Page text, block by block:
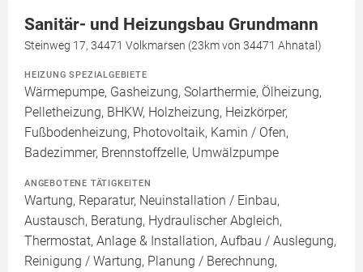
Sanitär- und Heizungsbau Grundmann
Steinweg 17, 34471 Volkmarsen (23km von 34471 Ahnatal)
HEIZUNG SPEZIALGEBIETE
Wärmepumpe, Gasheizung, Solarthermie, Ölheizung,
Pelletheizung, BHKW, Holzheizung, Heizkörper,
Fußbodenheizung, Photovoltaik, Kamin / Ofen,
Badezimmer, Brennstoffzelle, Umwälzpumpe
ANGEBOTENE TÄTIGKEITEN
Wartung, Reparatur, Neuinstallation / Einbau,
Austausch, Beratung, Hydraulischer Abgleich,
Thermostat, Anlage & Installation, Aufbau / Auslegung,
Reinigung / Wartung, Planung / Berechnung,